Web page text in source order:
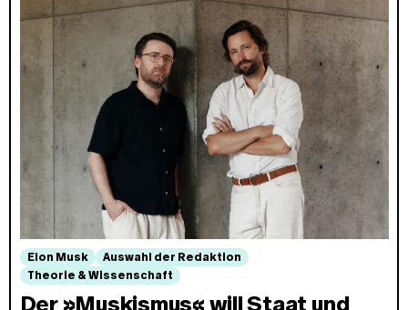
Elon Musk
Auswahl der Redaktion
Theorie & Wissenschaft
Der »Muskismus« will Staat und